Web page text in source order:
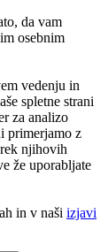
da vam
osebnim
vedenju in
spletne strani
za analizo
primerjamo z
njihovih
že uporabljate
in v naši izjavi